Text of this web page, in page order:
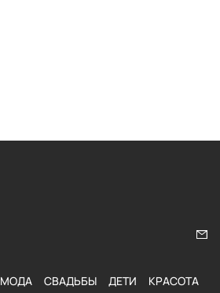
МОДА СВАДЬБЫ ДЕТИ КРАСОТА